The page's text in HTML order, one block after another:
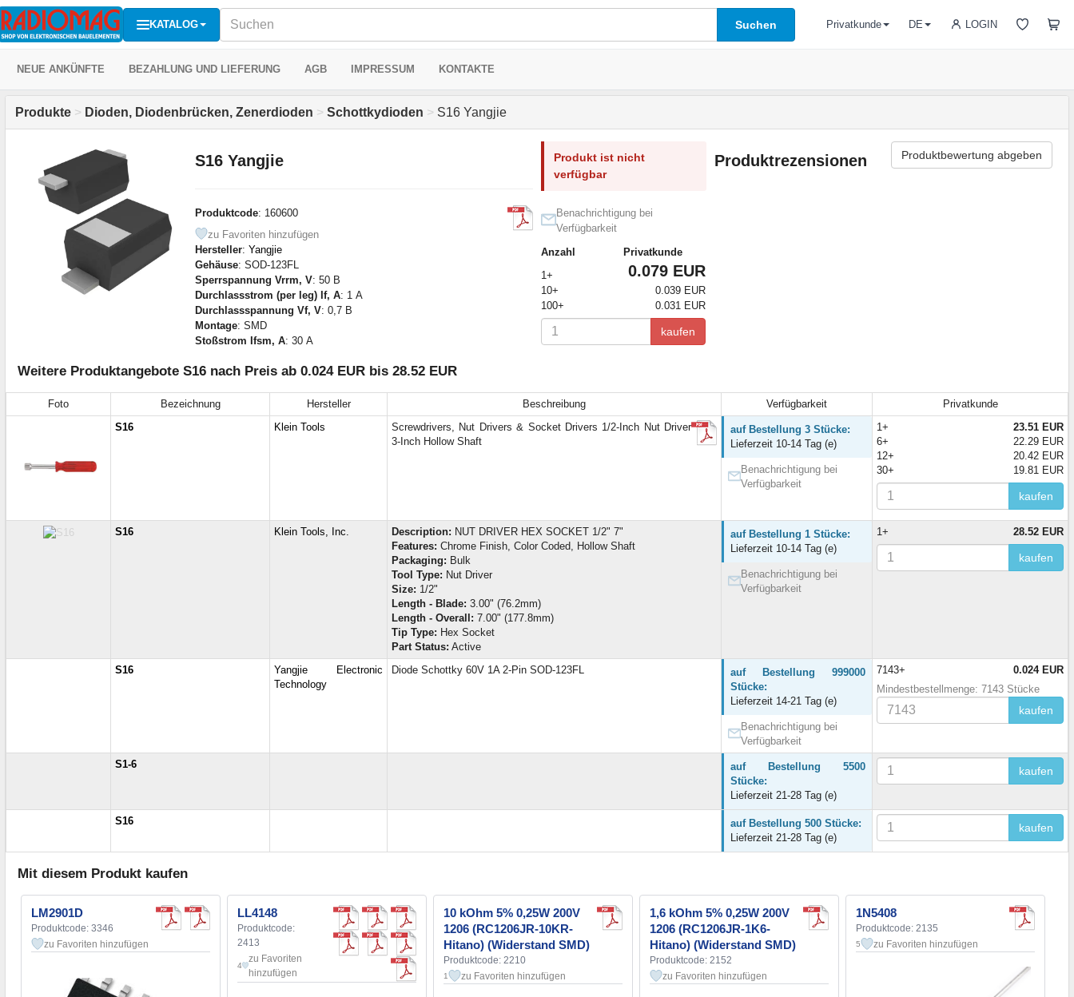
KATALOG Suchen LOGIN
Privatkunde DE
NEUE ANKÜNFTE BEZAHLUNG UND LIEFERUNG AGB IMPRESSUM KONTAKTE
Produkte > Dioden, Diodenbrücken, Zenerdioden > Schottkydioden > S16 Yangjie
S16 Yangjie
Produktcode: 160600
zu Favoriten hinzufügen
Hersteller: Yangjie
Gehäuse: SOD-123FL
Sperrspannung Vrrm, V: 50 В
Durchlassstrom (per leg) If, A: 1 А
Durchlassspannung Vf, V: 0,7 В
Montage: SMD
Stoßstrom Ifsm, A: 30 А
Produkt ist nicht
verfügbar
Benachrichtigung bei
Verfügbarkeit
Anzahl
Privatkunde
1+
0.079 EUR
10+
0.039 EUR
100+
0.031 EUR
kaufen
Produktrezensionen Produktbewertung abgeben
Weitere Produktangebote S16 nach Preis ab 0.024 EUR bis 28.52 EUR
Foto Bezeichnung Hersteller Beschreibung Verfügbarkeit
Privatkunde
S16
Klein Tools
Screwdrivers, Nut Drivers & Socket Drivers 1/2-Inch Nut Driver
3-Inch Hollow Shaft
auf Bestellung 3 Stücke:
Lieferzeit 10-14 Tag (e)
Benachrichtigung bei
Verfügbarkeit
1+
23.51 EUR
6+
22.29 EUR
12+
20.42 EUR
30+
19.81 EUR
kaufen
S16 Klein Tools, Inc. Description: NUT DRIVER HEX SOCKET 1/2" 7"
Features: Chrome Finish, Color Coded, Hollow Shaft
Packaging: Bulk
Tool Type: Nut Driver
Size: 1/2"
Length - Blade: 3.00" (76.2mm)
Length - Overall: 7.00" (177.8mm)
Tip Type: Hex Socket
Part Status: Active
auf Bestellung 1 Stücke:
Lieferzeit 10-14 Tag (e)
Benachrichtigung bei
Verfügbarkeit
1+ 28.52 EUR
kaufen
S16
Yangjie Electronic
Technology
Diode Schottky 60V 1A 2-Pin SOD-123FL
auf Bestellung 999000
Stücke:
Lieferzeit 14-21 Tag (e)
Benachrichtigung bei
Verfügbarkeit
7143+
0.024 EUR
Mindestbestellmenge: 7143 Stücke
kaufen
S1-6
auf Bestellung 5500
Stücke:
Lieferzeit 21-28 Tag (e)
kaufen
S16
auf Bestellung 500 Stücke:
Lieferzeit 21-28 Tag (e)
kaufen
Mit diesem Produkt kaufen
LM2901D
Produktcode: 3346
zu Favoriten hinzufügen
LL4148
Produktcode:
2413
4
zu Favoriten
hinzufügen
10 kOhm 5% 0,25W 200V
1206 (RC1206JR-10KR-
Hitano) (Widerstand SMD)
Produktcode: 2210
1 zu Favoriten hinzufügen
1,6 kOhm 5% 0,25W 200V
1206 (RC1206JR-1K6-
Hitano) (Widerstand SMD)
Produktcode: 2152
zu Favoriten hinzufügen
1N5408
Produktcode: 2135
5 zu Favoriten hinzufügen